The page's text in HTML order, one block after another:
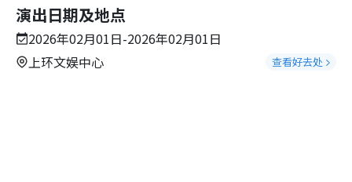
演出日期及地点
2026年02月01日-2026年02月01日
上环文娱中心
查看好去处